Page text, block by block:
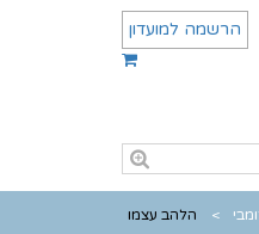
הרשמה למועדון
הלהב עצמו